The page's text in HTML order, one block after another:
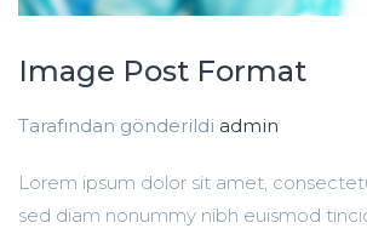
Image Post Format
Tarafından gönderildi admin
Lorem ipsum dolor sit amet,
sed diam nonummy nibh euismod